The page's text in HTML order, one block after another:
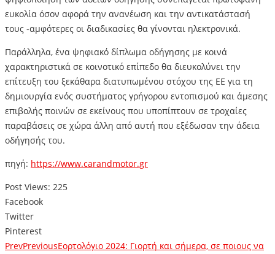
ευκολία όσον αφορά την ανανέωση και την αντικατάστασή
τους -αμφότερες οι διαδικασίες θα γίνονται ηλεκτρονικά.
Παράλληλα, ένα ψηφιακό δίπλωμα οδήγησης με κοινά
χαρακτηριστικά σε κοινοτικό επίπεδο θα διευκολύνει την
επίτευξη του ξεκάθαρα διατυπωμένου στόχου της ΕΕ για τη
δημιουργία ενός συστήματος γρήγορου εντοπισμού και άμεσης
επιβολής ποινών σε εκείνους που υποπίπτουν σε τροχαίες
παραβάσεις σε χώρα άλλη από αυτή που εξέδωσαν την άδεια
οδήγησής του.
πηγή: https://www.carandmotor.gr
Post Views: 225
Facebook
Twitter
Pinterest
PrevPreviousΕορτολόγιο 2024: Γιορτή και σήμερα, σε ποιους να